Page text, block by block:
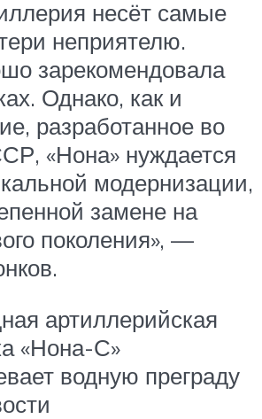
несёт самые
неприятелю.
зарекомендовала
Однако, как и
разработанное во
«Нона» нуждается
модернизации,
замене на
поколения», —
артиллерийская
«Нона-С»
водную преграду